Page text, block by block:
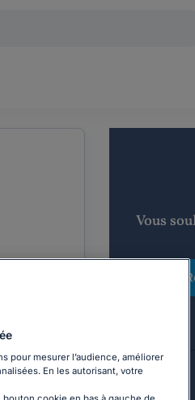
Vous
pour mesurer l’audience, améliorer
En les autorisant, votre